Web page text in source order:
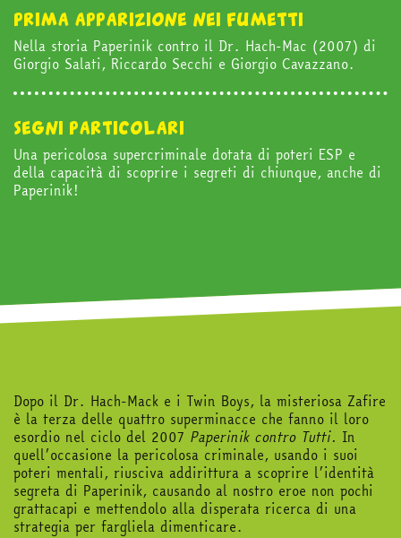
Cerca
abbonati
Facebook
Instagram
Twitter
prima apparizione nei fumetti
Nella storia Paperinik contro il Dr. Hach-Mac (2007) di
Giorgio Salati, Riccardo Secchi e Giorgio Cavazzano.
segni particolari
Una pericolosa supercriminale dotata di poteri ESP e
della capacità di scoprire i segreti di chiunque, anche di
Paperinik!
Dopo il Dr. Hach-Mack e i Twin Boys, la misteriosa Zafire
è la terza delle quattro superminacce che fanno il loro
esordio nel ciclo del 2007 Paperinik contro Tutti. In
quell’occasione la pericolosa criminale, usando i suoi
poteri mentali, riusciva addirittura a scoprire l’identità
segreta di Paperinik, causando al nostro eroe non pochi
grattacapi e mettendolo alla disperata ricerca di una
strategia per fargliela dimenticare.